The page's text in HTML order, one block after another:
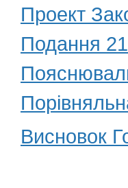
Проект
Подання
Висновок